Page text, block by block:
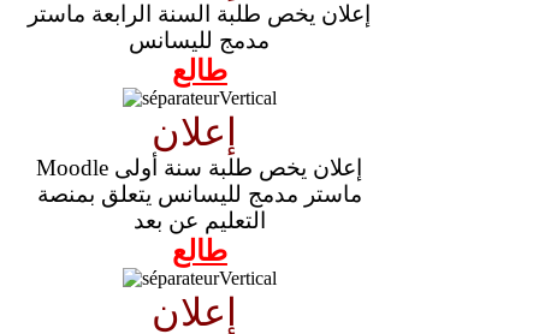
إعلان يخص طلبة السنة الرابعة ماستر
مدمج لليسانس
طالع
Moodle إعلان يخص طلبة سنة أولى
ماستر مدمج لليسانس يتعلق بمنصة
التعليم عن بعد
طالع